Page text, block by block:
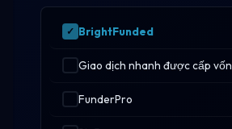
BrightFunded
Giao dịch nhanh được cấp vốn
FunderPro